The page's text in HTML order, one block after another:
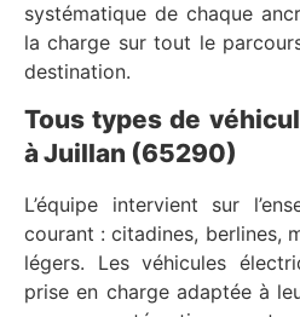
systématique de chaque
la charge sur tout le
destination.
Tous types de
à Juillan (65290)
L’équipe intervient sur
courant : citadines, berlines,
légers. Les véhicules
prise en charge adaptée à